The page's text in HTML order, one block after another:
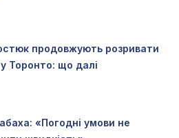
продовжують розривати
у Торонто: що далі
«Погодні умови не